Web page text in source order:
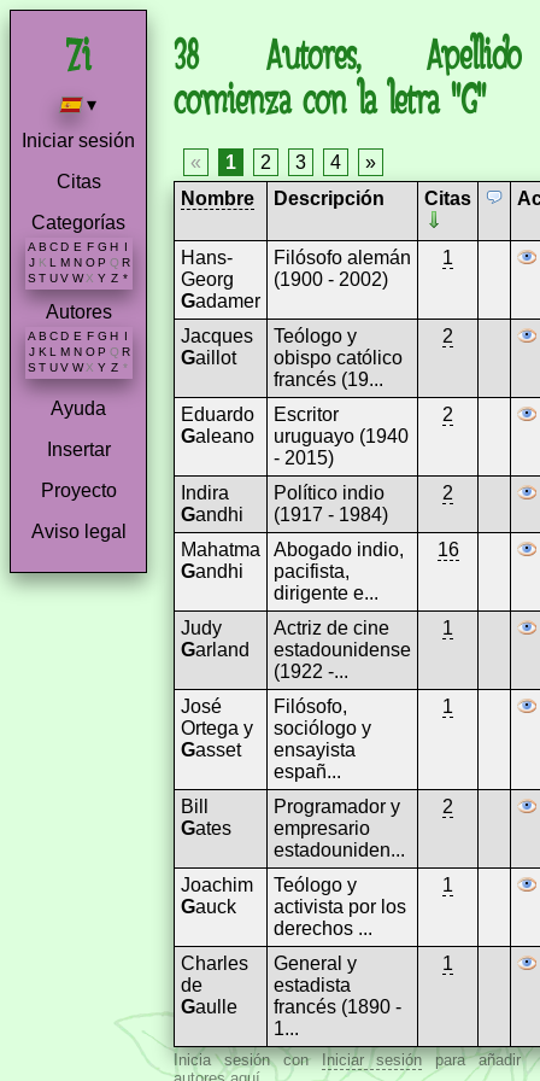
▾
Iniciar sesión
Citas
Categorías
A B C D E F G H I
J K L M N O P Q R
S T U V W X Y Z *
Autores
A B C D E F G H
J K L M N O P Q R
S T U V W X Y Z *
Ayuda
Insertar
Proyecto
Aviso legal
38 Autores, Apellido
comienza con la letra "G"
« 1 2 3 4
»
Nombre
Descripción Citas
Hans-
Georg
Gadamer
Filósofo alemán
(1900 - 2002)
1
Jacques
Gaillot
Teólogo y
obispo católico
francés (19...
2
Eduardo
Galeano
Escritor
uruguayo (1940
- 2015)
2
Indira
Gandhi
Político indio
(1917 - 1984)
2
Mahatma
Gandhi
Abogado indio,
pacifista,
dirigente e...
16
Judy
Garland
Actriz de cine
estadounidense
(1922 -...
1
José
Ortega y
Gasset
Filósofo,
sociólogo y
ensayista
españ...
1
Bill
Gates
Programador y
empresario
estadouniden...
2
Joachim
Gauck
Teólogo y
activista por los
derechos ...
1
Charles
de
Gaulle
General y
estadista
francés (1890 -
1...
1
Inicia sesión conIniciar sesiónpara añadir